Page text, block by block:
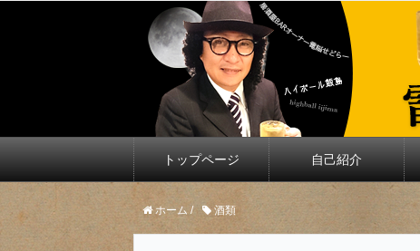
トップページ 自己紹介
ホーム / 酒類